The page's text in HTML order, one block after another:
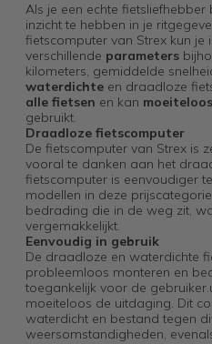
Als je een echte fietsliefhebber
inzicht te hebben in je
fietscomputer van Strex kun je
verschillende parameters
kilometers, gemiddelde
waterdichte en draadloze
alle fietsen en kan moeiteloos
gebruikt.
Draadloze fietscomputer
De fietscomputer van Strex is
vooral te danken aan het
fietscomputer is eenvoudiger
modellen in deze
bedrading die in de weg zit,
vergemakkelijkt.
Eenvoudig in gebruik
De draadloze en waterdichte
probleemloos monteren en
toegankelijk voor de
moeiteloos de uitdaging. Dit
waterdicht en bestand tegen
weersomstandigheden,